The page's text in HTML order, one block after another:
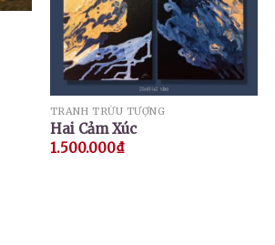
TRANH TRỪU TƯỢNG
Hai Cảm Xúc
1.500.000₫